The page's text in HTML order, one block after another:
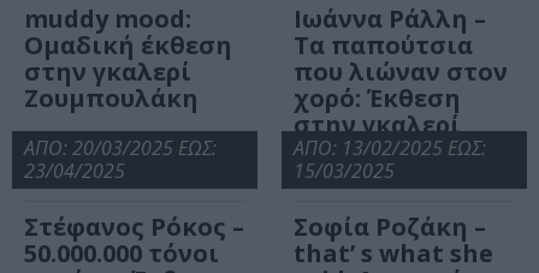
muddy mood:
Ομαδική έκθεση
στην γκαλερί
Ζουμπουλάκη
Ιωάννα Ράλλη –
Τα παπούτσια
που λιώναν στον
χορό: Έκθεση
στην γκαλερί
Ζουμπουλάκη
ΑΠΟ: 20/03/2025 ΕΩΣ:
23/04/2025
Στέφανος Ρόκος –
50.000.000 τόνοι
ΑΠΟ: 13/02/2025 ΕΩΣ:
15/03/2025
Σοφία Ροζάκη –
that’ s what she